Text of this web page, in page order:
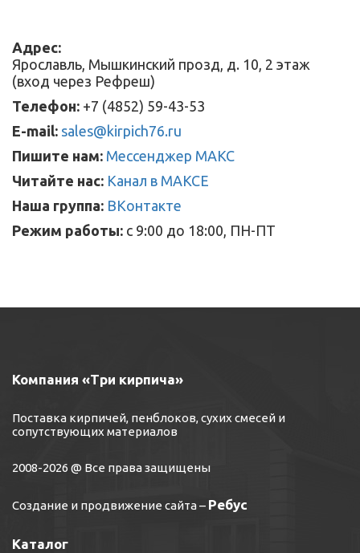
Адрес:
Ярославль, Мышкинский прозд, д. 10, 2 этаж
(вход через Рефреш)
Телефон: +7 (4852) 59-43-53
E-mail: sales@kirpich76.ru
Пишите нам: Мессенджер МАКС
Читайте нас: Канал в МАКСЕ
Наша группа: ВКонтакте
Режим работы: с 9:00 до 18:00, ПН-ПТ
Компания «Три кирпича»
Поставка кирпичей, пенблоков, сухих смесей и
сопутствующих материалов
2008-2026 @ Все права защищены
Создание и продвижение сайта– Ребус
Каталог